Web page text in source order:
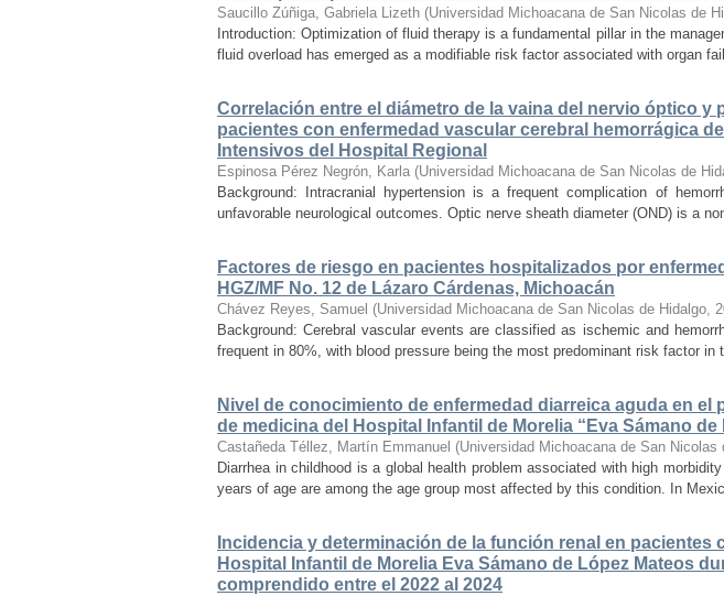
Saucillo Zúñiga, Gabriela Lizeth (Universidad Michoacana de San Nicolas de
Introduction: Optimization of fluid therapy is a fundamental pillar in the
fluid overload has emerged as a modifiable risk factor associated with organ
Correlación entre el diámetro de la vaina del nervio óptico y
pacientes con enfermedad vascular cerebral hemorrágica
Intensivos del Hospital Regional
Espinosa Pérez Negrón, Karla (Universidad Michoacana de San Nicolas de
Background: Intracranial hypertension is a frequent complication of
unfavorable neurological outcomes. Optic nerve sheath diameter (OND) is a
Factores de riesgo en pacientes hospitalizados por
HGZ/MF No. 12 de Lázaro Cárdenas, Michoacán
Chávez Reyes, Samuel (Universidad Michoacana de San Nicolas de Hidalgo,
Background: Cerebral vascular events are classified as ischemic and
frequent in 80%, with blood pressure being the most predominant risk factor
Nivel de conocimiento de enfermedad diarreica aguda en el
de medicina del Hospital Infantil de Morelia “Eva Sámano de
Castañeda Téllez, Martín Emmanuel (Universidad Michoacana de San Nicolas
Diarrhea in childhood is a global health problem associated with high
years of age are among the age group most affected by this condition. In
Incidencia y determinación de la función renal en pacientes
Hospital Infantil de Morelia Eva Sámano de López Mateos
comprendido entre el 2022 al 2024